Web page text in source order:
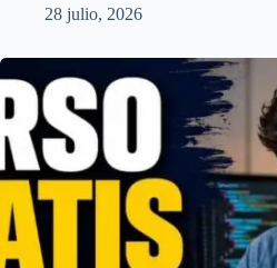
28 julio, 2026